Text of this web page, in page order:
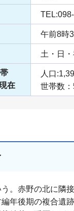
午前8時
土・日
在
人口
世帯数
。赤野の北に隣
年後期の複合遺